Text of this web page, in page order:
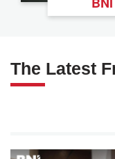
The Latest